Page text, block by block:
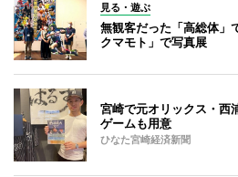
見る・遊ぶ
無観客だった「高総体」
クマモト」で写真展
宮崎で元オリックス・西
ゲームも用意
ひなた宮崎経済新聞